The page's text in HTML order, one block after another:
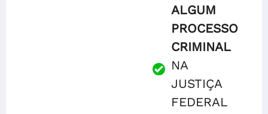
ALGUM
PROCESSO
CRIMINAL
NA
JUSTIÇA
FEDERAL